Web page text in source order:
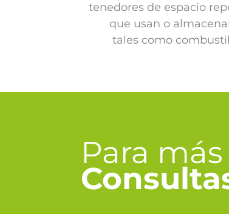
tenedores de espacio
que usan o
tales como
Para más